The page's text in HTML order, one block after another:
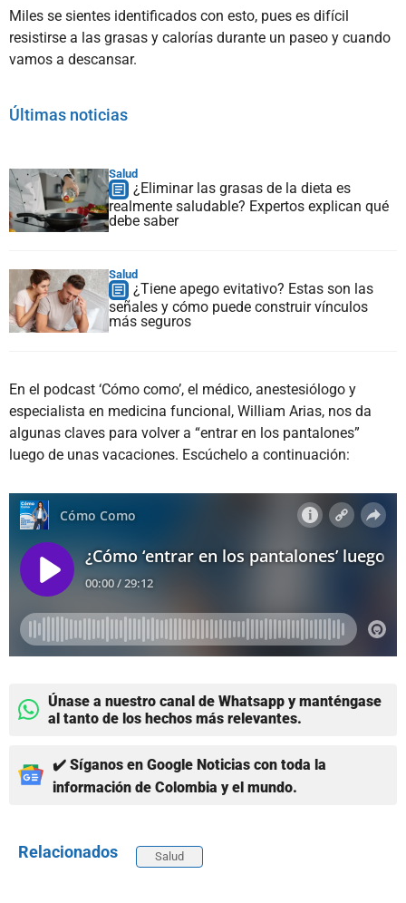
Miles se sientes identificados con esto, pues es difícil
resistirse a las grasas y calorías durante un paseo y cuando
vamos a descansar.
Últimas noticias
Salud
¿Eliminar las grasas de la dieta es
realmente saludable? Expertos explican qué
debe saber
Salud
¿Tiene apego evitativo? Estas son las
señales y cómo puede construir vínculos
más seguros
En el podcast ‘Cómo como’, el médico, anestesiólogo y
especialista en medicina funcional, William Arias, nos da
algunas claves para volver a “entrar en los pantalones”
luego de unas vacaciones. Escúchelo a continuación:
Únase a nuestro canal de Whatsapp y manténgase
al tanto de los hechos más relevantes.
✔️ Síganos en Google Noticias con toda la
información de Colombia y el mundo.
Relacionados Salud